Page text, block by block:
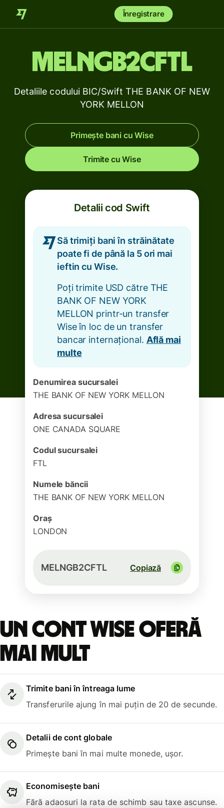
Înregistrare
MELNGB2CFTL
Detaliile codului BIC/Swift THE BANK OF NEW
YORK MELLON
Primește bani cu Wise
Trimite cu Wise
Detalii cod Swift
Să trimiți bani în străinătate
poate fi de până la 5 ori mai
ieftin cu Wise.
Poți trimite USD către THE
BANK OF NEW YORK
MELLON printr-un transfer
Wise în loc de un transfer
bancar internațional. Află mai
multe
Denumirea sucursalei
THE BANK OF NEW YORK MELLON
Adresa sucursalei
ONE CANADA SQUARE
Codul sucursalei
FTL
Numele băncii
THE BANK OF NEW YORK MELLON
Oraș
LONDON
MELNGB2CFTL Copiază
Un cont Wise oferă
mai mult
Trimite bani în întreaga lume
Transferurile ajung în mai puțin de 20 de secunde.
Detalii de cont globale
Primește bani în mai multe monede, ușor.
Economisește bani
Fără adaosuri la rata de schimb sau taxe ascunse.